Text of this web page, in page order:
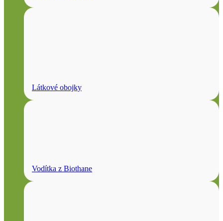
Látkové obojky
Vodítka z Biothane